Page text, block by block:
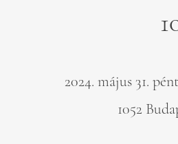
2024. május 31.
1052